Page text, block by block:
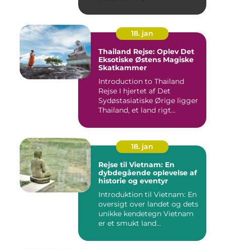
18. jan
Thailand Rejse: Oplev Det
Eksotiske Østens Magiske
Skatkammer
Introduction to Thailand
Rejse I hjertet af Det
Sydøstasiatiske Ørige ligger
Thailand, et land rigt...
18. jan
Rejse til Vietnam: En
dybdegående oplevelse af
historie og eventyr
Introduktion til Vietnam: En
oversigt over landet og dets
unikke kendetegn Vietnam
er et smukt land...